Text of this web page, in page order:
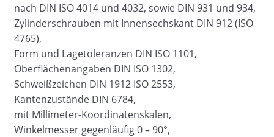
nach DIN ISO 4014 und 4032, sowie DIN 931 und 934,
Zylinderschrauben mit Innensechskant DIN 912 (ISO
4765),
Form und Lagetoleranzen DIN ISO 1101,
Oberflächenangaben DIN ISO 1302,
Schweißzeichen DIN 1912 ISO 2553,
Kantenzustände DIN 6784,
mit Millimeter-Koordinatenskalen,
Winkelmesser gegenläufig 0 – 90°,